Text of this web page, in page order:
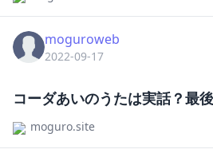
moguroweb
2022-09-17
コーダあいのうたは実話？最
moguro.site